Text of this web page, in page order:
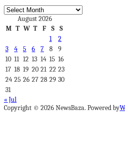
Archives
August 2026
M T W T F S
S
1
2
3
4 5 6 7 8
9
10 11 12 13 14 15 16
17 18 19 20 21 22 23
24 25 26 27 28 29 30
31
« Jul
Copyright © 2026 NewsBaza. Powered by